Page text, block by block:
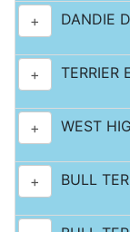
+ DANDIE
+ TERRIER
+ WEST
+ BULL